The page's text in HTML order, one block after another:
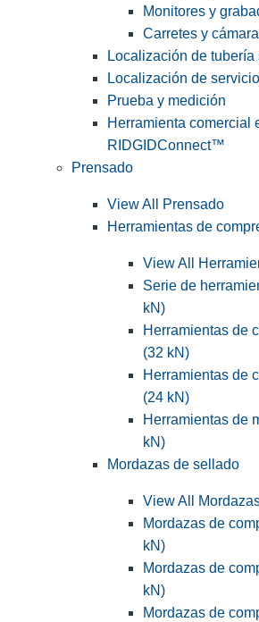
Monitores y
Carretes y
Localización de tubería
Localización de
Prueba y medición
Herramienta comercial
RIDGIDConnect™
Prensado
View All Prensado
Herramientas de
View All
Serie de
kN)
Herramientas de
(32 kN)
Herramientas de
(24 kN)
Herramientas de
kN)
Mordazas de sellado
View All
Mordazas de
kN)
Mordazas de
kN)
Mordazas de